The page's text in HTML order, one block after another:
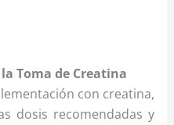
Toma de Creatina
con creatina,
dosis recomendadas y